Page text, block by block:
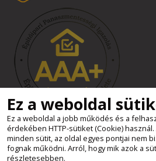
Süti
Minden jog fenntartva
Ez a weboldal
Ez a weboldal a jobb működés és a
érdekében HTTP-sütiket (Cookie)
minden sütit, az oldal egyes pontjai nem
fognak működni. Arról, hogy mik azok a
részletesebben.